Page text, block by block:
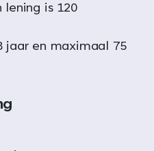
lening is 120
jaar en maximaal 75